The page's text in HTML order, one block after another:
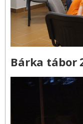
Bárka tábor